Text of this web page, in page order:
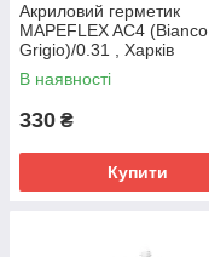
Акриловий герметик
MAPEFLEX AC4 (Bianco,
Grigio)/0.31 , Харків
В наявності
330 ₴
Купити